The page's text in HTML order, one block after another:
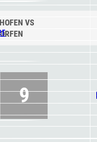
VS
9